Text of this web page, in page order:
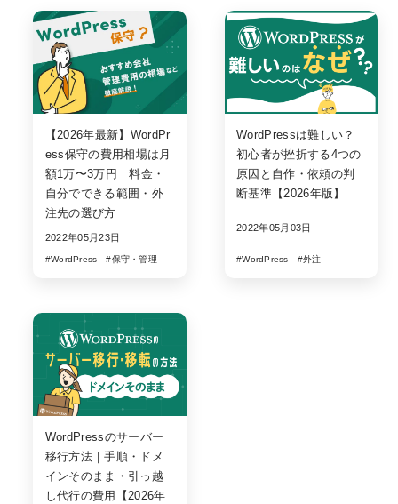
【2026年最新】WordPr
ess保守の費用相場は月
額1万〜3万円｜料金・
自分でできる範囲・外
注先の選び方
2022年05月23日
#WordPress #保守・管理
WordPressは難しい？
初心者が挫折する4つの
原因と自作・依頼の判
断基準【2026年版】
2022年05月03日
#WordPress #外注
WordPressのサーバー
移行方法｜手順・ドメ
インそのまま・引っ越
し代行の費用【2026年